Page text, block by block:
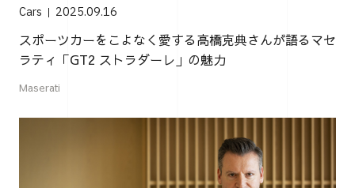
Cars 2025.09.16
スポーツカーをこよなく愛する高橋克典さんが語るマセ
ラティ「GT2 ストラダーレ」の魅力
Maserati